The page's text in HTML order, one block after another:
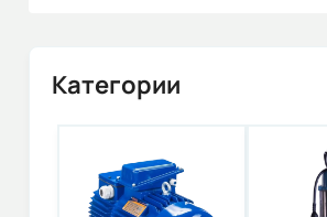
Категории